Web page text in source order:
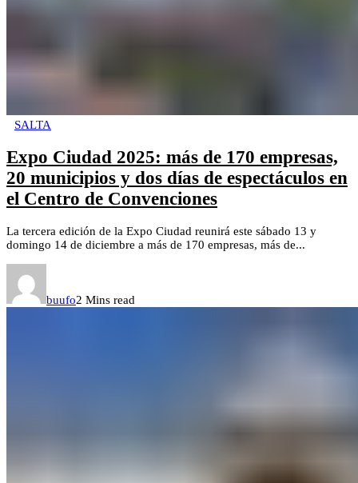
SALTA
Expo Ciudad 2025: más de 170 empresas,
20 municipios y dos días de espectáculos en
el Centro de Convenciones
La tercera edición de la Expo Ciudad reunirá este sábado 13 y
domingo 14 de diciembre a más de 170 empresas, más de...
buufo2 Mins read